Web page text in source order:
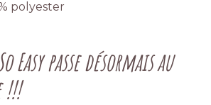
polyester
Easy passe désormais au
!!!